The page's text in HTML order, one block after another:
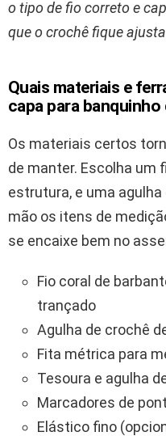
o tipo de fio correto e
que o crochê fique
Quais materiais e
capa para
Os materiais certos
de manter. Escolha um
estrutura, e uma
mão os itens de
se encaixe bem no
Fio coral de
trançado
Agulha de crochê
Fita métrica para
Tesoura e agulha
Marcadores de
Elástico fino